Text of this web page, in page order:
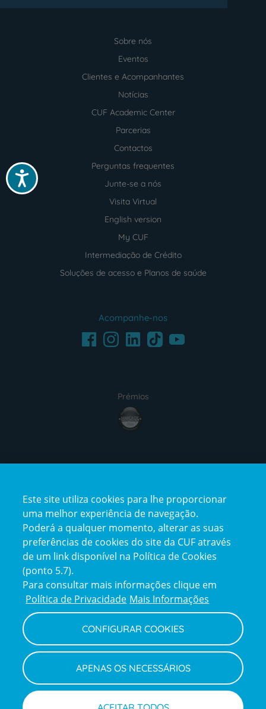
Acessibilidade
Sobre nós
Eventos
Clientes e Acompanhantes
Notícias
CUF Academic Center
Parcerias
Contactos
Perguntas frequentes
Junte-se a nós
Visita Virtual
English version
My CUF
Intermediação de Crédito
Soluções de acesso e Planos de saúde
Acompanhe-nos
FacebookInstagramLinkedInTikTokYoutube
Prémios
award4
certification2certification3
Reclamações
e
elogios
Policy
Política de Privacidade e Cookies
Termos e Condições
Declaração de Acessibilidade
Canal de Denúncias
Informações legais
Este site utiliza cookies para lhe proporcionar
uma melhor experiência de navegação.
Poderá a qualquer momento, alterar as suas
preferências de cookies do site da CUF através
de um link disponível na Política de Cookies
(ponto 5.7).
Para consultar mais informações clique em
Política de Privacidade Mais Informações
CONFIGURAR COOKIES
APENAS OS NECESSÁRIOS